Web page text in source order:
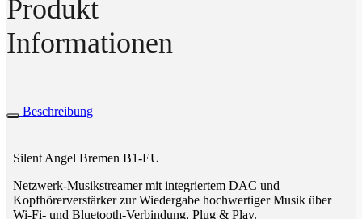
Produkt
Informationen
Beschreibung
Silent Angel Bremen B1-EU
Netzwerk-Musikstreamer mit integriertem DAC und
Kopfhörerverstärker zur Wiedergabe hochwertiger Musik über
Wi-Fi- und Bluetooth-Verbindung, Plug & Play.